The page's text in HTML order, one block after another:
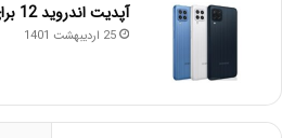
آپدیت اندروید 12 برای گلکسی M22 منتشر شد
25 اردیبهشت 1401